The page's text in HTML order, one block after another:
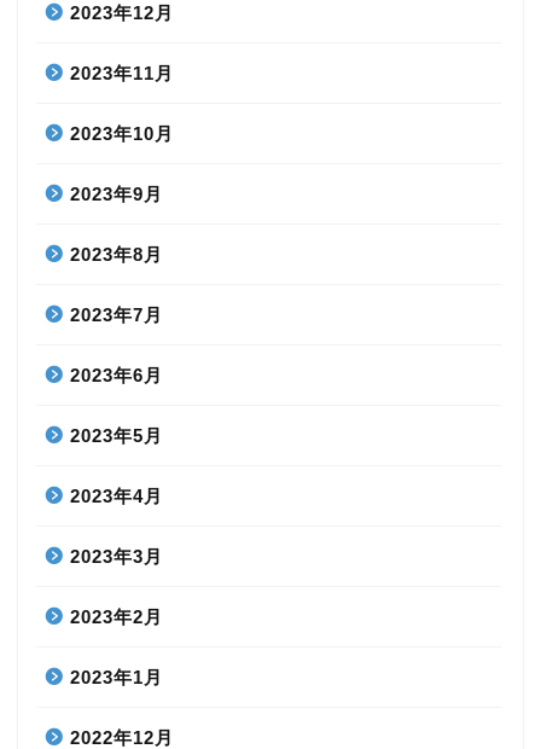
2023年12月
2023年11月
2023年10月
2023年9月
2023年8月
2023年7月
2023年6月
2023年5月
2023年4月
2023年3月
2023年2月
2023年1月
2022年12月